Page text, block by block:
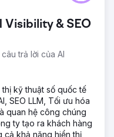
agency
Visibility & SEO
trả lời của AI
kỹ thuật số quốc tế
SEO LLM, Tối ưu hóa
quan hệ công chúng
ty tạo ra khách hàng
cả khả năng hiển thị